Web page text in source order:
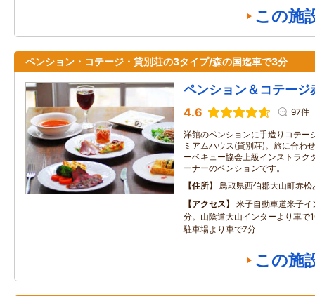
この施
ペンション・コテージ・貸別荘の3タイプ/森の国迄車で3分
ペンション＆コテージ
4.6 97件
洋館のペンションに手造りコテー
ミアムハウス(貸別荘)。旅に合わ
ーベキュー協会上級インストラク
ーナーのペンションです。
住所
鳥取県西伯郡大山町赤
アクセス
米子自動車道米子
分。山陰道大山インターより車で
駐車場より車で7分
この施